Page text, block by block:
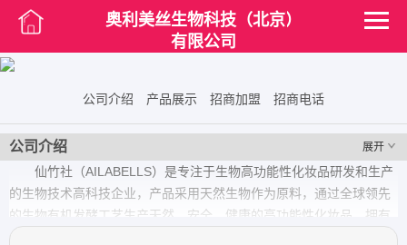
奥利美丝生物科技（北京）
有限公司
公司介绍 产品展示 招商加盟 招商电话
展开
公司介绍
仙竹社（AILABELLS）是专注于生物高功能性化妆品研发和生产
的生物技术高科技企业，产品采用天然生物作为原料，通过全球领先
的生物有机发酵工艺生产天然、安全、健康的高功能性化妆品。拥有
“仙竹社”“AILABELLS”“云蔻之约”等品牌，产品在全国及诸多海外国家